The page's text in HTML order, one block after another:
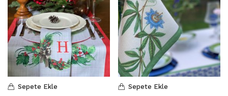
Sepete Ekle Sepete Ekle